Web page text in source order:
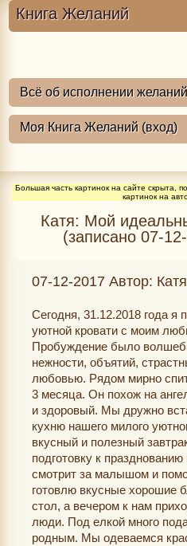
Книга Желаний
Большая часть картинок на сайте скрыта,
картинок на
Катя: Мой
(записано 07-
07-12-2017 Автор: Катя
Сегодня, 31.12.2018 года я
уютной кровати с моим
Пробуждение было
нежности, объятий,
любовью. Рядом мирно
3 месяца. Он похож на
и здоровый. Мы дружно
кухню нашего милого
вкусный и полезный
подготовку к
смотрит за малышом и
готовлю вкусные хорошие
стол, а вечером к нам
люди. Под елкой много
родным. Мы одеваемся